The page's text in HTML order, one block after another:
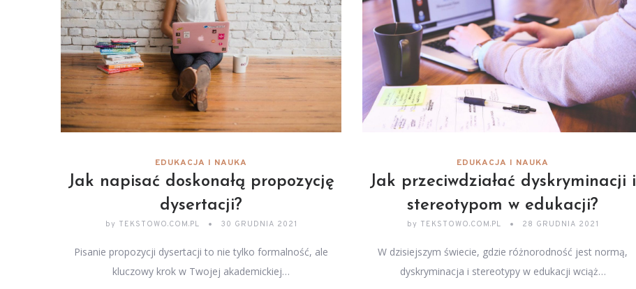
EDUKACJA I NAUKA
Jak napisać doskonałą propozycję
dysertacji?
by TEKSTOWO.COM.PL 30 GRUDNIA 2021
Pisanie propozycji dysertacji to nie tylko formalność, ale
kluczowy krok w Twojej akademickiej…
EDUKACJA I NAUKA
Jak przeciwdziałać dyskryminacji i
stereotypom w edukacji?
by TEKSTOWO.COM.PL 28 GRUDNIA 2021
W dzisiejszym świecie, gdzie różnorodność jest normą,
dyskryminacja i stereotypy w edukacji wciąż…